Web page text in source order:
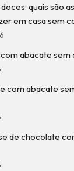
quais são
em casa sem
abacate sem
com abacate
de chocolate